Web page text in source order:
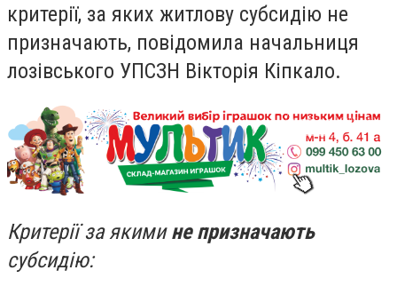
критерії, за яких житлову субсидію не
призначають, повідомила начальниця
лозівського УПСЗН Вікторія Кіпкало.
Критерії за якимине призначають
субсидію: